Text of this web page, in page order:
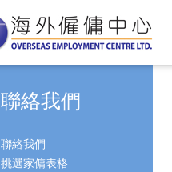
聯絡我們
聯絡我們
挑選家傭表格